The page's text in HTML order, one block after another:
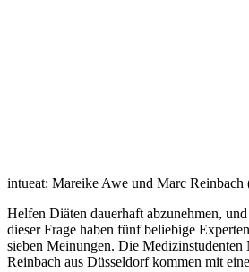
intueat: Mareike Awe und Marc
Helfen Diäten dauerhaft abzunehmen,
dieser Frage haben fünf beliebige
sieben Meinungen. Die
Reinbach aus Düsseldorf kommen mit